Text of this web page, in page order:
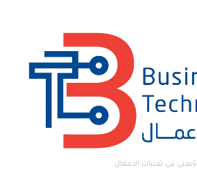
تابعني في تقنيات الاعمال